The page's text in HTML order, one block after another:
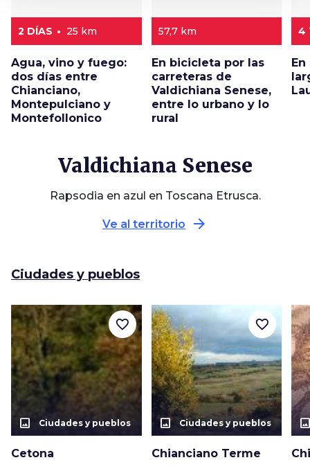
2 DÍAS 25 km
Agua, vino y fuego:
dos días entre
Chianciano,
Montepulciano y
Montefollonico
57,7 km
En bicicleta por las
carreteras de
Valdichiana Senese,
entre lo urbano y lo
rural
4
Valdichiana Senese
Rapsodia en azul en Toscana Etrusca.
Ve al territorio arrow_forward
Ciudades y pueblos
photo_size_select_actual Ciudades y pueblos
Cetona
favorite_border
photo_size_select_actual Ciudades y pueblos
Chianciano Terme
favorite_border